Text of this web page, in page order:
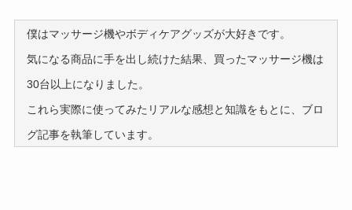
僕はマッサージ機やボディケアグッズが大好きです。
気になる商品に手を出し続けた結果、買ったマッサージ機は
30台以上になりました。
これら実際に使ってみたリアルな感想と知識をもとに、ブロ
グ記事を執筆しています。